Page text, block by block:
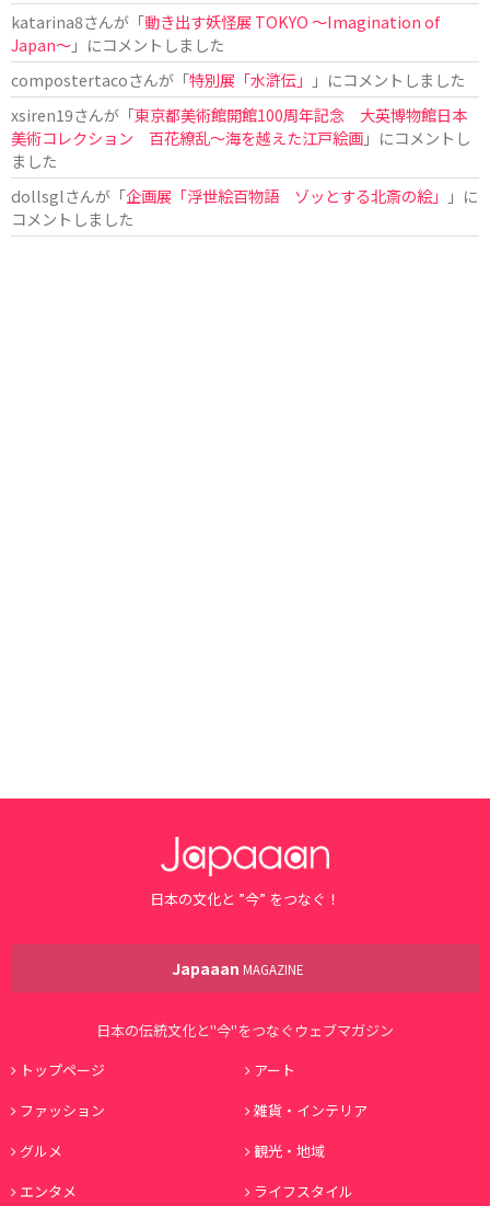
katarina8さんが「動き出す妖怪展 TOKYO 〜Imagination of
Japan〜」にコメントしました
compostertacoさんが「特別展「水滸伝」
」にコメントしました
xsiren19さんが「東京都美術館開館100周年記念 大英博物館日本
美術コレクション 百花繚乱～海を越えた江戸絵画」にコメントし
ました
dollsglさんが「企画展「浮世絵百物語 ゾッとする北斎の絵」
」に
コメントしました
日本の文化と ”今” をつなぐ！
Japaaan MAGAZINE
日本の伝統文化と"今"をつなぐウェブマガジン
トップページ
アート
ファッション
雑貨・インテリア
グルメ
観光・地域
エンタメ
ライフスタイル